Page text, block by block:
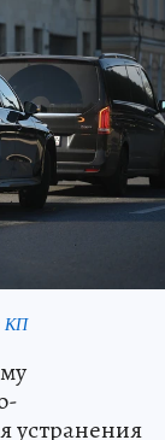
КП
устранения